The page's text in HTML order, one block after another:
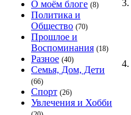
О моём блоге (8)
Политика и
Общество (70)
Прошлое и
Воспоминания (18)
Разное (40)
Семья, Дом, Дети
(66)
Спорт (26)
Увлечения и Хобби
3.
4.